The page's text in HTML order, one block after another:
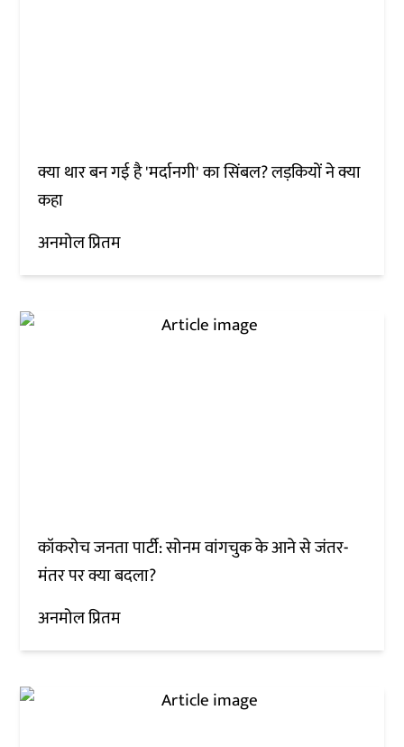
क्या थार बन गई है 'मर्दानगी' का सिंबल? लड़कियों ने क्या
कहा
अनमोल प्रितम
कॉकरोच जनता पार्टी: सोनम वांगचुक के आने से जंतर-
मंतर पर क्या बदला?
अनमोल प्रितम